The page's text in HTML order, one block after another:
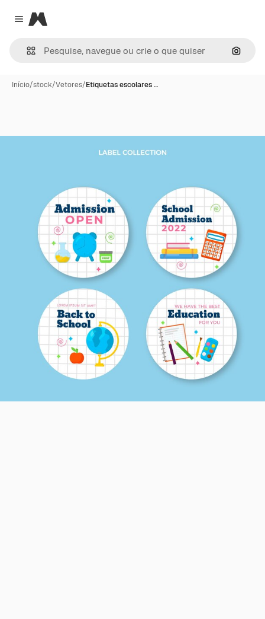
Close menu
Magnific
Início/stock/Vetores/Etiquetas escolares …